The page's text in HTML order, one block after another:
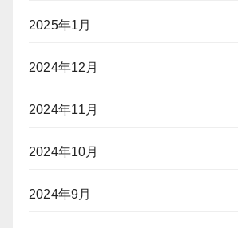
2025年1月
2024年12月
2024年11月
2024年10月
2024年9月